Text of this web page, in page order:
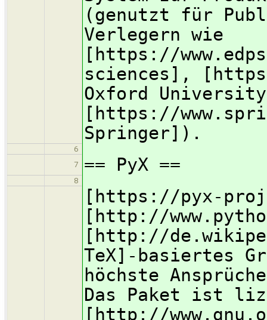
(genutzt für
Verlegern wie
[https://
sciences],
Oxford
[https://
Springer]).
6
7
== PyX ==
8
[https://pyx-
[http://
[http://
TeX]-basiertes
höchste
Das Paket ist
[http://